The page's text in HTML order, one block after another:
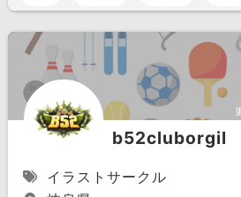
b52cluborgil
イラストサークル